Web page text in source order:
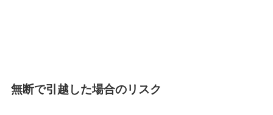
無断で引越した場合のリスク